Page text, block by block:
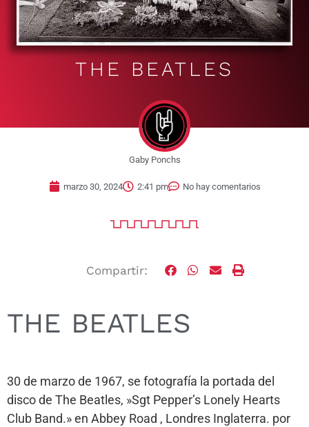
THE BEATLES
Gaby Ponchs
marzo 30, 2024 2:41 pm No hay comentarios
Compartir:
THE BEATLES
30 de marzo de 1967, se fotografía la portada del
disco de The Beatles, »Sgt Pepper’s Lonely Hearts
Club Band.» en Abbey Road , Londres Inglaterra. por